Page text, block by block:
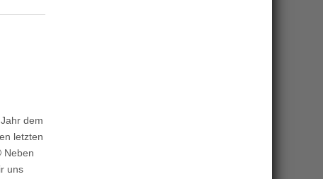
dem
letzten
Neben
uns